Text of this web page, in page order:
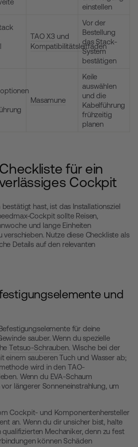
einstellen
TAO X3 und
Kompatibilitätsleitfaden
Vor der
Bestellung
das Stack-
System
bestätigen
Masamune
Keile
auswählen
und die
Kabelführung
frühzeitig
planen
für ein
Cockpit
hast, ist das Installationsziel
Cockpit sollte Reisen,
und lange Einheiten
verschieben. Nutze diese Checkliste als
Details auf den relevanten
und
für deine
sauber. Wenn du spezielle
Tetsuo-Schrauben. Wische bei der
einem sauberen Tuch und Wasser ab;
wird in den TAO-
Wenn du EVA-Schaum
längerer Sonneneinstrahlung, um
Cockpit- und Komponentenhersteller
an. Wenn du dir unsicher bist, halte
Mechaniker, denn zu fest
können Schäden